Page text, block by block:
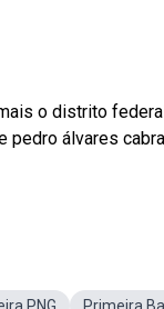
o distrito
álvares